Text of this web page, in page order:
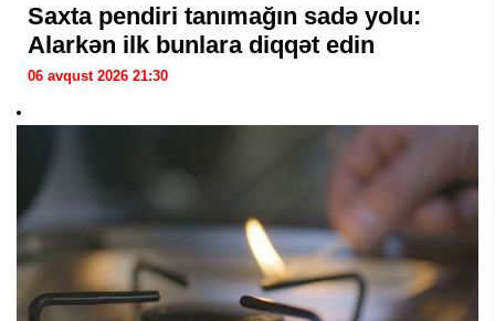
Saxta pendiri tanımağın sadə yolu:
Alarkən ilk bunlara diqqət edin
06 avqust 2026 21:30